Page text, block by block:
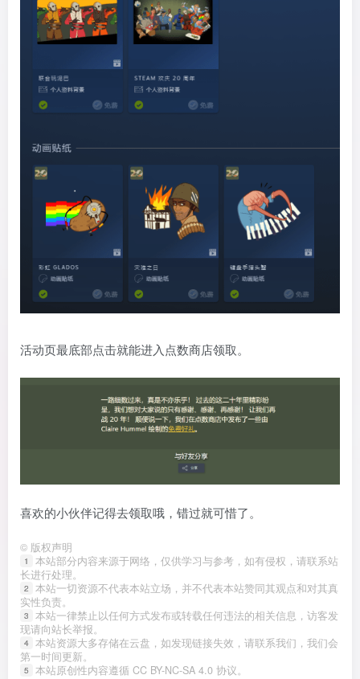
活动页最底部点击就能进入点数商店领取。
喜欢的小伙伴记得去领取哦，错过就可惜了。
© 版权声明
1
本站部分内容来源于网络，仅供学习与参考，如有侵权，请联系站
长进行处理。
2
本站一切资源不代表本站立场，并不代表本站赞同其观点和对其真
实性负责。
3
本站一律禁止以任何方式发布或转载任何违法的相关信息，访客发
现请向站长举报。
4 本站资源大多存储在云盘，如发现链接失效，请联系我们，我们会
第一时间更新。
5
本站原创性内容遵循 CC BY-NC-SA 4.0 协议。